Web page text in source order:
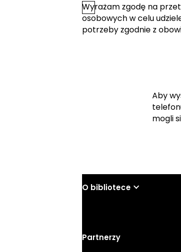
Zgoda*
Wyrażam zgodę na
osobowych w celu
potrzeby zgodnie z
Aby
mogli
O bibliotece
Partnerzy